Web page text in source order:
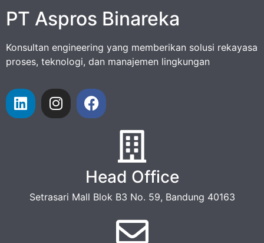
PT Aspros Binareka
Konsultan engineering yang memberikan solusi rekayasa
proses, teknologi, dan manajemen lingkungan
Head Office
Setrasari Mall Blok B3 No. 59, Bandung 40163